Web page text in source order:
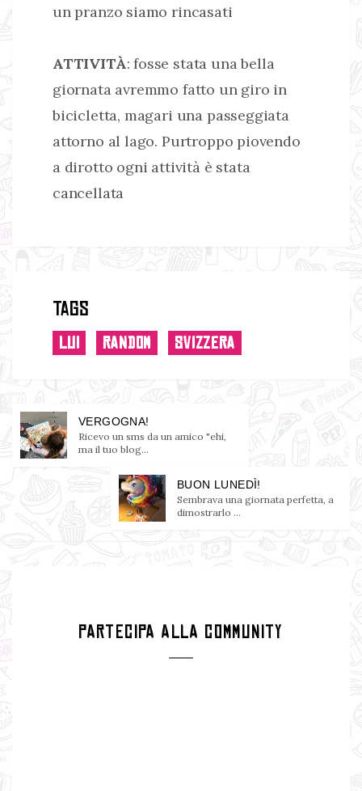
un pranzo siamo rincasati
ATTIVITÀ: fosse stata una bella
giornata avremmo fatto un giro in
bicicletta, magari una passeggiata
attorno al lago. Purtroppo piovendo
a dirotto ogni attività è stata
cancellata
Tags
LUI RANDOM SVIZZERA
VERGOGNA!
Ricevo un sms da un amico "ehi,
ma il tuo blog...
BUON LUNEDÌ!
Sembrava una giornata perfetta, a
dimostrarlo ...
PARTECIPA ALLA COMMUNITY